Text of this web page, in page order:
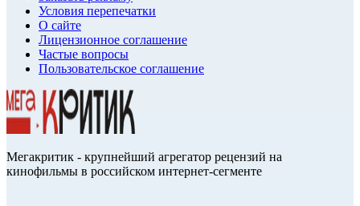
Условия перепечатки
О сайте
Лицензионное соглашение
Частые вопросы
Пользовательское соглашение
Мегакритик - крупнейший агрегатор рецензий на
кинофильмы в российском интернет-сегменте